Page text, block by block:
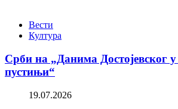
Вести
Култура
Срби на „Данима Достојевског
пустињи“
19.07.2026